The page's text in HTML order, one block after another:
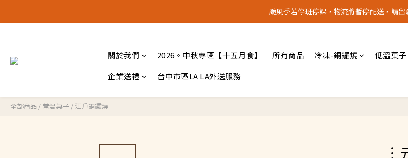
🚚 全館宅配【常溫】滿$2,000。享免運 ‖【冷凍🧊】滿$3,000。享
颱風季若停班停課，物流將暫停配送，請
🚚 全館宅配【常溫】滿$2,000。享免運 ‖【冷凍🧊】滿$3,000。
關於我們 2026。中秋專區【十五月食】 所有商品 冷凍-銅鑼燒 低溫菓子
企業送禮
台中市區LA LA外送服務
全部商品 / 常溫菓子 / 江戶銅鑼燒